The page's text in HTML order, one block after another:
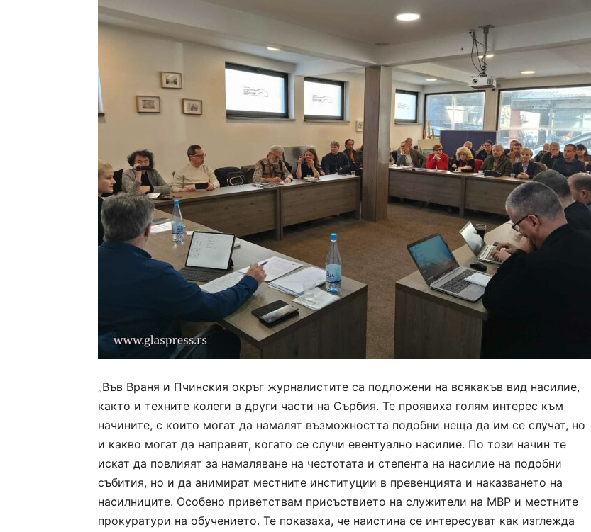
„Във Враня и Пчинския окръг журналистите са подложени на всякакъв вид насилие,
както и техните колеги в други части на Сърбия. Те проявиха голям интерес към
начините, с които могат да намалят възможността подобни неща да им се случат, но
и какво могат да направят, когато се случи евентуално насилие. По този начин те
искат да повлияят за намаляване на честотата и степента на насилие на подобни
събития, но и да анимират местните институции в превенцията и наказването на
насилниците. Особено приветствам присъствието на служители на МВР и местните
прокуратури на обучението. Те показаха, че наистина се интересуват как изглежда